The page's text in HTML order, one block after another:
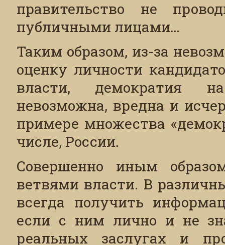
правительство не
публичными лицами…
Таким образом, из-за
оценку личности
власти, демократия
невозможна, вредна и
примере множества
числе, России.
Совершенно иным
ветвями власти. В
всегда получить
если с ним лично и не
реальных заслугах и